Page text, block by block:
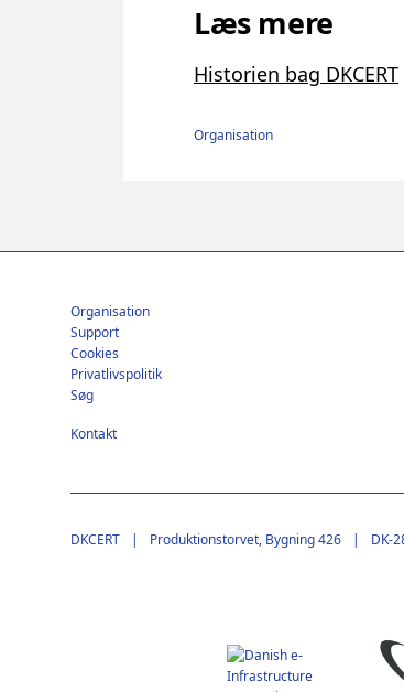
Læs mere
Historien bag DKCERT
Organisation
Footer
Organisation
Support
Cookies
Privatlivspolitik
Søg
Kontakt
DKCERT Produktionstorvet, Bygning 426 DK-